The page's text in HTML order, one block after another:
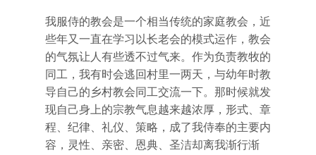
我服侍的教会是一个相当传统的家庭教会，近
些年又一直在学习以长老会的模式运作，教会
的气氛让人有些透不过气来。作为负责教牧的
同工，我有时会逃回村里一两天，与幼年时教
导自己的乡村教会同工交流一下。那时候就发
现自己身上的宗教气息越来越浓厚，形式、章
程、纪律、礼仪、策略，成了我侍奉的主要内
容，灵性、亲密、恩典、圣洁却离我渐行渐